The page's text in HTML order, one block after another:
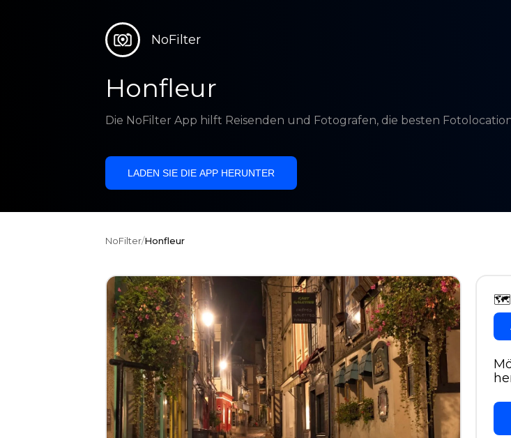
NoFilter
Honfleur
Die NoFilter App hilft Reisenden und Fotografen, die besten
LADEN SIE DIE APP HERUNTER
NoFilter/Honfleur
🗺